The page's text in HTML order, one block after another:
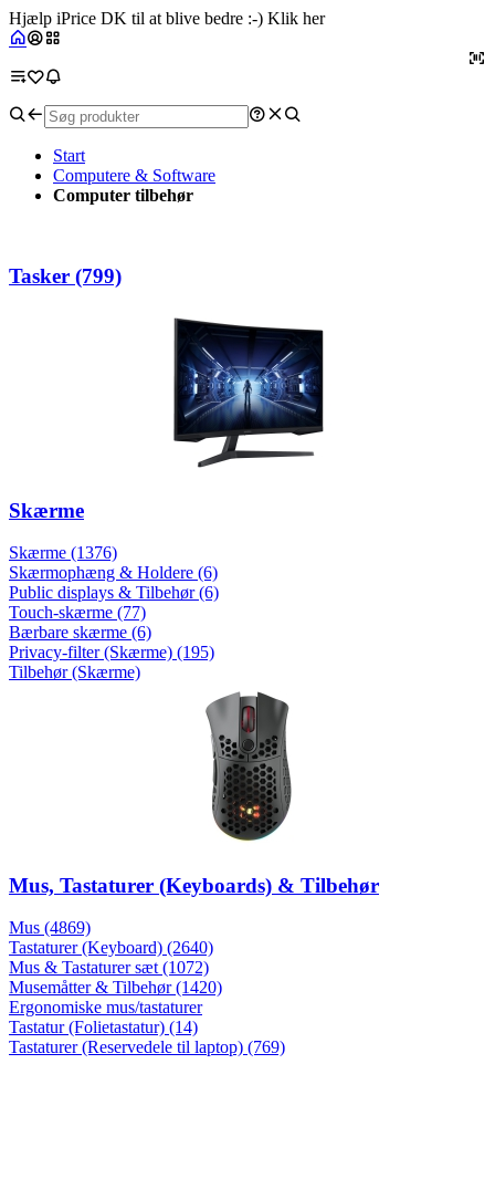
Hjælp iPrice DK til at blive bedre :-) Klik her
Start
Computere & Software
Computer tilbehør
Tasker (799)
Skærme
Skærme (1376)
Skærmophæng & Holdere (6)
Public displays & Tilbehør (6)
Touch-skærme (77)
Bærbare skærme (6)
Privacy-filter (Skærme) (195)
Tilbehør (Skærme)
Mus, Tastaturer (Keyboards) & Tilbehør
Mus (4869)
Tastaturer (Keyboard) (2640)
Mus & Tastaturer sæt (1072)
Musemåtter & Tilbehør (1420)
Ergonomiske mus/tastaturer
Tastatur (Folietastatur) (14)
Tastaturer (Reservedele til laptop) (769)